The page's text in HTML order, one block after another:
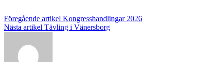
Inläggsnavigering
Föregående artikel Kongresshandlingar 2026
Nästa artikel Tävling i Vänersborg